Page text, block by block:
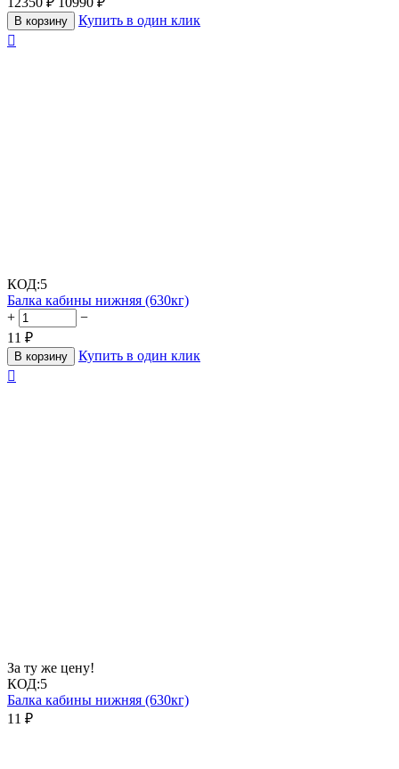
В корзину
Купить в один клик

КОД:5
Балка кабины нижняя (630кг)
+
−
11 ₽
В корзину
Купить в один клик

За ту же цену!
КОД:5
Балка кабины нижняя (630кг)
11 ₽